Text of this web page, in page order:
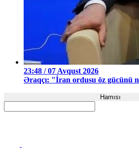
23:48 / 07 Avqust 2026
Əraqçı: "İran ordusu öz gücünü
Hamısı